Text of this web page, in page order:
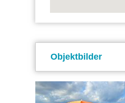
Objektbilder